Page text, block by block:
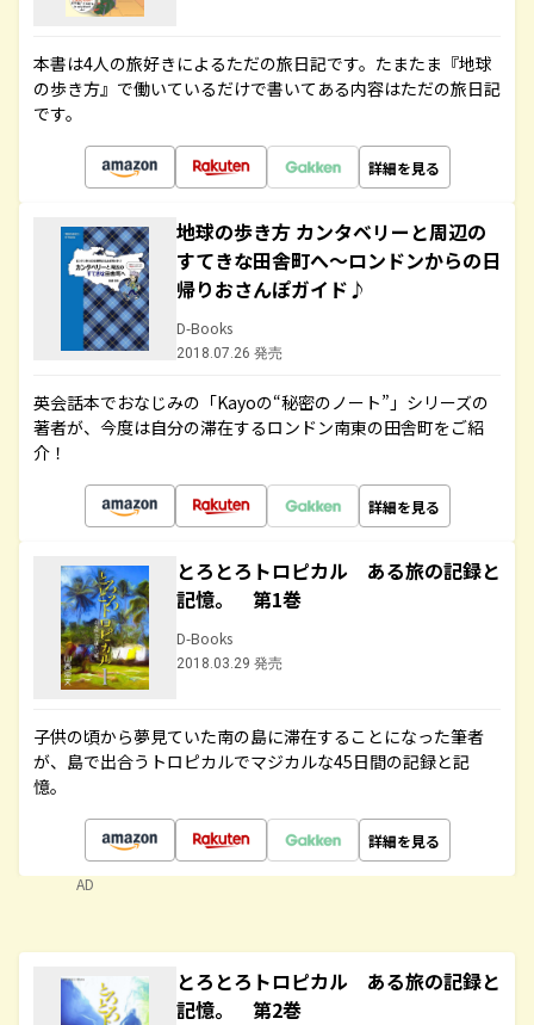
本書は4人の旅好きによるただの旅日記です。たまたま『地球
の歩き方』で働いているだけで書いてある内容はただの旅日記
です。
詳細を見る
地球の歩き方 カンタベリーと周辺の
すてきな田舎町へ～ロンドンからの日
帰りおさんぽガイド♪
D-Books
2018.07.26 発売
英会話本でおなじみの「Kayoの“秘密のノート”」シリーズの
著者が、今度は自分の滞在するロンドン南東の田舎町をご紹
介！
詳細を見る
とろとろトロピカル ある旅の記録と
記憶。 第1巻
D-Books
2018.03.29 発売
子供の頃から夢見ていた南の島に滞在することになった筆者
が、島で出合うトロピカルでマジカルな45日間の記録と記
憶。
詳細を見る
AD
とろとろトロピカル ある旅の記録と
記憶。 第2巻